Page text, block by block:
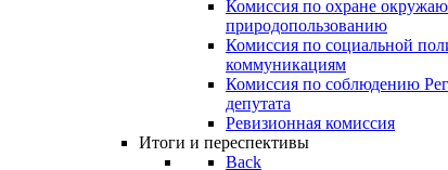
Комиссия по охране
природопользованию
Комиссия по социальной
коммуникациям
Комиссия по соблюдению
депутата
Ревизионная комиссия
Итоги и переспективы
Back